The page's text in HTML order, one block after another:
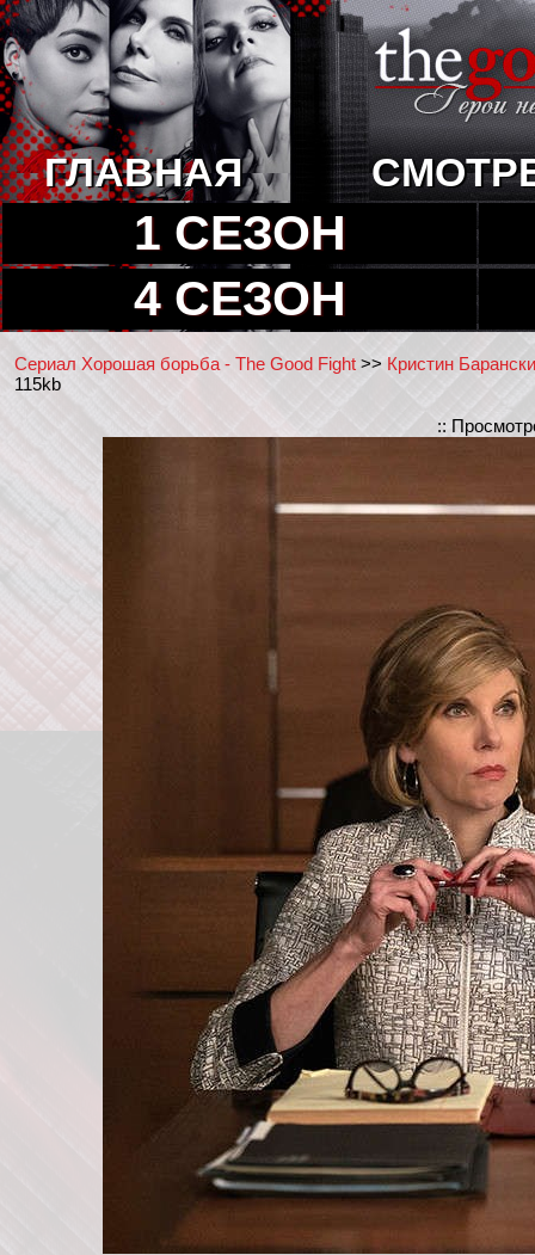
ГЛАВНАЯ
1 СЕЗОН
4 СЕЗОН
Сериал Хорошая борьба - The Good Fight >> Кристин
115kb
::